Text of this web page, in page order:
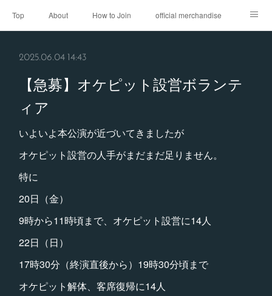
Top About How to Join official merchandise
2025.06.04 14:43
【急募】オケピット設営ボランテ
ィア
いよいよ本公演が近づいてきましたが
オケピット設営の人手がまだまだ足りません。
特に
20日（金）
9時から11時頃まで、オケピット設営に14人
22日（日）
17時30分（終演直後から）19時30分頃まで
オケピット解体、客席復帰に14人